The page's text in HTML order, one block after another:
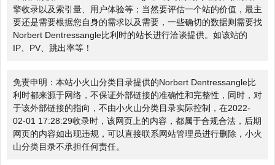
擎收录以及索引量、用户体验等；当然要评估一个站的价值，最主
要还是需要根据您自身的需求以及需要，一些确切的数据则需要找
Norbert Dentressangle比利时的站长进行洽谈提供。如该站的
IP、PV、跳出率等！
免责申明：本站小火山分类目录提供的Norbert Dentressangle比
利时都来源于网络，不保证外部链接的准确性和完整性，同时，对
于该外部链接的指向，不由小火山分类目录实际控制，在2022-
02-01 17:28:29收录时，该网页上的内容，都属于合规合法，后期
网页的内容如出现违规，可以直接联系网站管理员进行删除，小火
山分类目录不承担任何责任。